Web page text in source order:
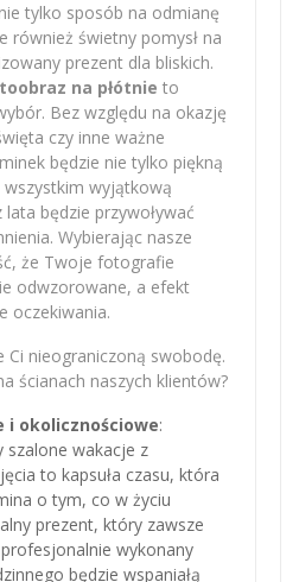
tylko sposób na odmianę
również świetny pomysł na
prezent dla bliskich.
na płótnie to
Bez względu na okazję
czy inne ważne
będzie nie tylko piękną
wyjątkową
będzie przywoływać
Wybierając nasze
że Twoje fotografie
odwzorowane, a efekt
oczekiwania.
Ci nieograniczoną swobodę.
ścianach naszych klientów?
i okolicznościowe:
szalone wakacje z
to kapsuła czasu, która
o tym, co w życiu
prezent, który zawsze
wykonany
będzie wspaniałą